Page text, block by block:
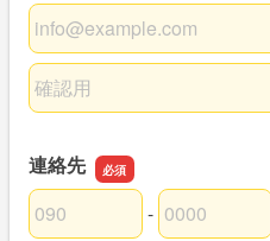
メールアドレス
メールアドレスの確認用
連絡先
連絡先の市外局番
-
連絡先の市内局番
連絡先の加入者番号